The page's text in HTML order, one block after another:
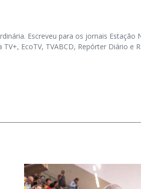
Escreveu para os jornais Estação
EcoTV, TVABCD, Repórter Diário e